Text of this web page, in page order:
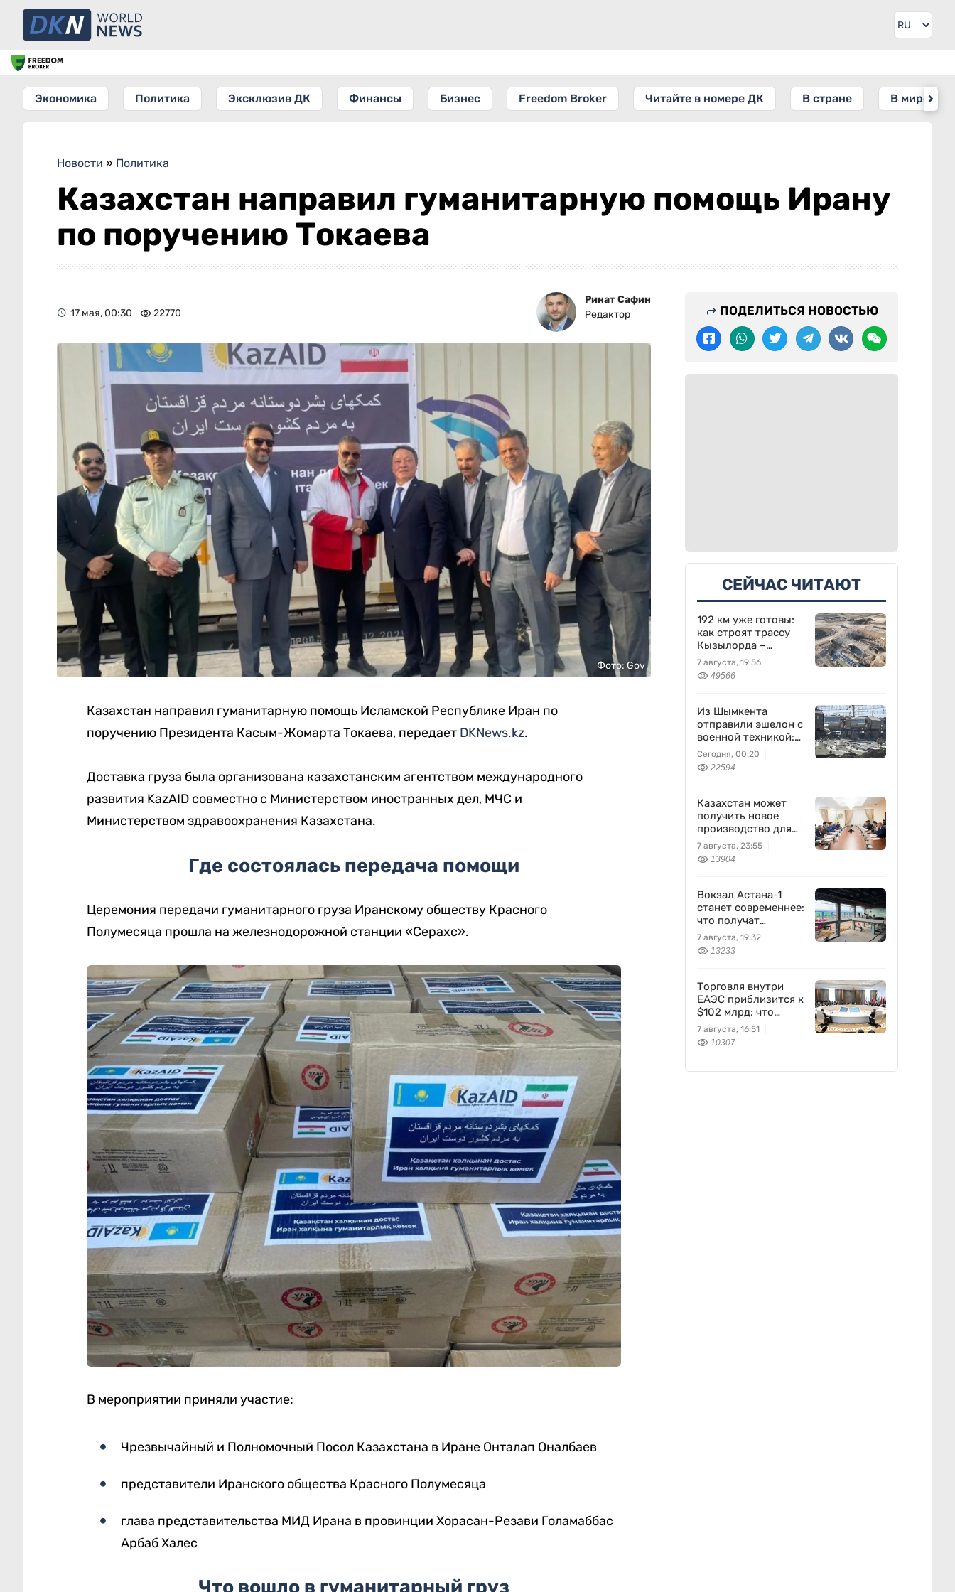
Экономика Политика Эксклюзив ДК Финансы Бизнес Freedom Broker Читайте в номере ДК В стране В мире
Новости » Политика
Казахстан направил гуманитарную помощь Ирану
по поручению Токаева
17 мая, 00:30 22770
Ринат Сафин
Редактор
Фото: Gov
Казахстан направил гуманитарную помощь Исламской Республике Иран по
поручению Президента Касым-Жомарта Токаева, передает DKNews.kz.
Доставка груза была организована казахстанским агентством международного
развития KazAID совместно с Министерством иностранных дел, МЧС и
Министерством здравоохранения Казахстана.
Где состоялась передача помощи
Церемония передачи гуманитарного груза Иранскому обществу Красного
Полумесяца прошла на железнодорожной станции «Серахс».
В мероприятии приняли участие:
Чрезвычайный и Полномочный Посол Казахстана в Иране Онталап Оналбаев
представители Иранского общества Красного Полумесяца
глава представительства МИД Ирана в провинции Хорасан-Резави Голамаббас
Арбаб Халес
Что вошло в гуманитарный груз
ПОДЕЛИТЬСЯ НОВОСТЬЮ
СЕЙЧАС ЧИТАЮТ
192 км уже готовы:
как строят трассу
Кызылорда –
Жезказган
7 августа, 19:56
49566
Из Шымкента
отправили эшелон с
военной техникой:
что известно
Сегодня, 00:20
22594
Казахстан может
получить новое
производство для
химпрома и
энергетики
7 августа, 23:55
13904
Вокзал Астана-1
станет современнее:
что получат
пассажиры
7 августа, 19:32
13233
Торговля внутри
ЕАЭС приблизится к
$102 млрд: что
предложил
Казахстан
7 августа, 16:51
10307